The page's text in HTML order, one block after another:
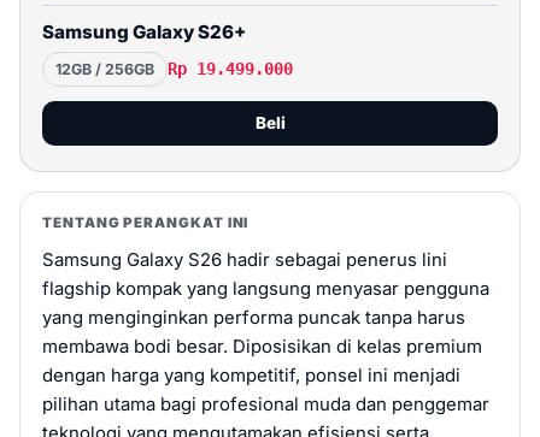
Samsung Galaxy S26+
12GB / 256GB Rp 19.499.000
Beli
Samsung Galaxy S26
12GB / 512GB Rp 19.499.000
Samsung Galaxy S26+
12GB / 512GB Rp 22.499.000
TENTANG PERANGKAT INI
Samsung Galaxy S26 hadir sebagai penerus lini
flagship kompak yang langsung menyasar pengguna
yang menginginkan performa puncak tanpa harus
membawa bodi besar. Diposisikan di kelas premium
dengan harga yang kompetitif, ponsel ini menjadi
pilihan utama bagi profesional muda dan penggemar